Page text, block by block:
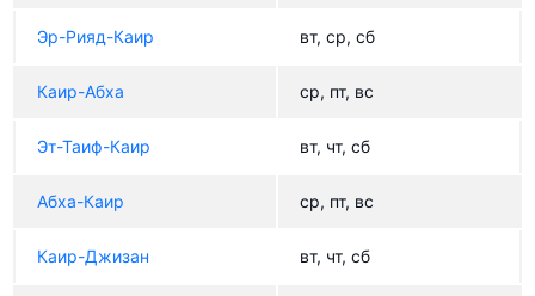
Эр-Рияд-Каир вт, ср, сб
Каир-Абха ср, пт, вс
Эт-Таиф-Каир вт, чт, сб
Абха-Каир ср, пт, вс
Каир-Джизан вт, чт, сб